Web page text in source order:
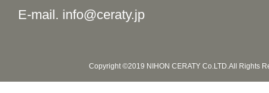
E-mail. info@ceraty.jp
Copyright ©2019 NIHON CERATY Co.LTD.All Rights